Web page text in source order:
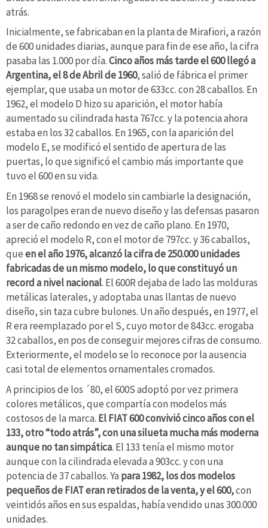
atrás.
Inicialmente, se fabricaban en la planta de Mirafiori, a razón
de 600 unidades diarias, aunque para fin de ese año, la cifra
pasaba las 1.000 por día.Cinco años más tarde el 600 llegó a
Argentina, el 8 de Abril de 1960, salió de fábrica el primer
ejemplar, que usaba un motor de 633cc. con 28 caballos. En
1962, el modelo D hizo su aparición, el motor había
aumentado su cilindrada hasta 767cc. y la potencia ahora
estaba en los 32 caballos. En 1965, con la aparición del
modelo E, se modificó el sentido de apertura de las
puertas, lo que significó el cambio más importante que
tuvo el 600 en su vida.
En 1968 se renovó el modelo sin cambiarle la designación,
los paragolpes eran de nuevo diseño y las defensas pasaron
a ser de caño redondo en vez de caño plano. En 1970,
apreció el modelo R, con el motor de 797cc. y 36 caballos,
queen el año 1976, alcanzó la cifra de 250.000 unidades
fabricadas de un mismo modelo, lo que constituyó un
record a nivel nacional. El 600R dejaba de lado las molduras
metálicas laterales, y adoptaba unas llantas de nuevo
diseño, sin taza cubre bulones. Un año después, en 1977, el
R era reemplazado por el S, cuyo motor de 843cc. erogaba
32 caballos, en pos de conseguir mejores cifras de consumo.
Exteriormente, el modelo se lo reconoce por la ausencia
casi total de elementos ornamentales cromados.
A principios de los ´80, el 600S adoptó por vez primera
colores metálicos, que compartía con modelos más
costosos de la marca. El FIAT 600 convivió cinco años con el
133, otro “todo atrás”, con una silueta mucha más moderna
aunque no tan simpática. El 133 tenía el mismo motor
aunque con la cilindrada elevada a 903cc. y con una
potencia de 37 caballos. Ya para 1982, los dos modelos
pequeños de FIAT eran retirados de la venta, y el 600,con
veintidós años en sus espaldas, había vendido unas 300.000
unidades.